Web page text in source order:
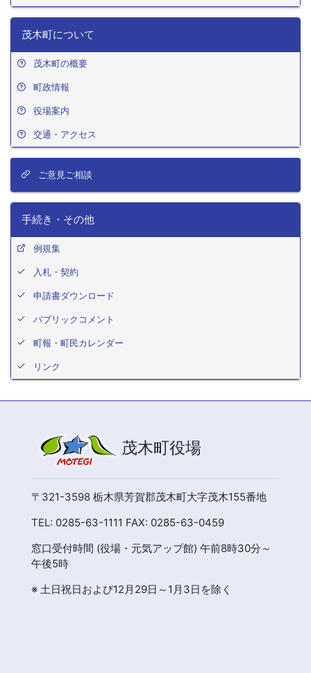
茂木町について
茂木町の概要
町政情報
役場案内
交通・アクセス
ご意見ご相談
手続き・その他
例規集
入札・契約
申請書ダウンロード
パブリックコメント
町報・町民カレンダー
リンク
茂木町役場
〒321-3598 栃木県芳賀郡茂木町大字茂木155番地
TEL: 0285-63-1111 FAX: 0285-63-0459
窓口受付時間 (役場・元気アップ館) 午前8時30分～
午後5時
※ 土日祝日および12月29日～1月3日を除く